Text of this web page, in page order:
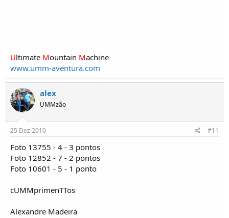
Ultimate Mountain Machine
www.umm-aventura.com
alex
UMMzão
25 Dez 2010 #11
Foto 13755 - 4 - 3 pontos
Foto 12852 - 7 - 2 pontos
Foto 10601 - 5 - 1 ponto
cUMMprimenTTos
Alexandre Madeira